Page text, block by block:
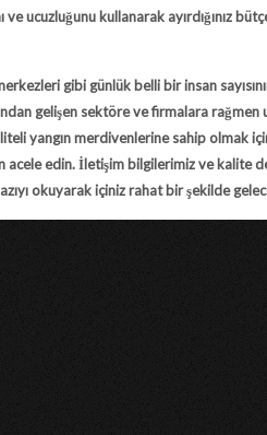
ve ucuzluğunu kullanarak ayırdığınız
gibi günlük belli bir insan
gelişen sektöre ve firmalara rağmen
yangın merdivenlerine sahip olmak
acele edin. İletişim bilgilerimiz ve kalite
okuyarak içiniz rahat bir şekilde